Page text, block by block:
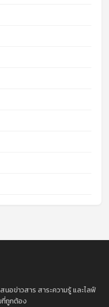
อข่าวสาร สาระความรู้ และไลฟ์
ที่ถูกต้อง